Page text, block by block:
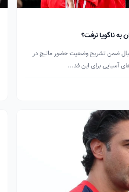
ضمن تشریح وضعیت حضور ماتیچ در